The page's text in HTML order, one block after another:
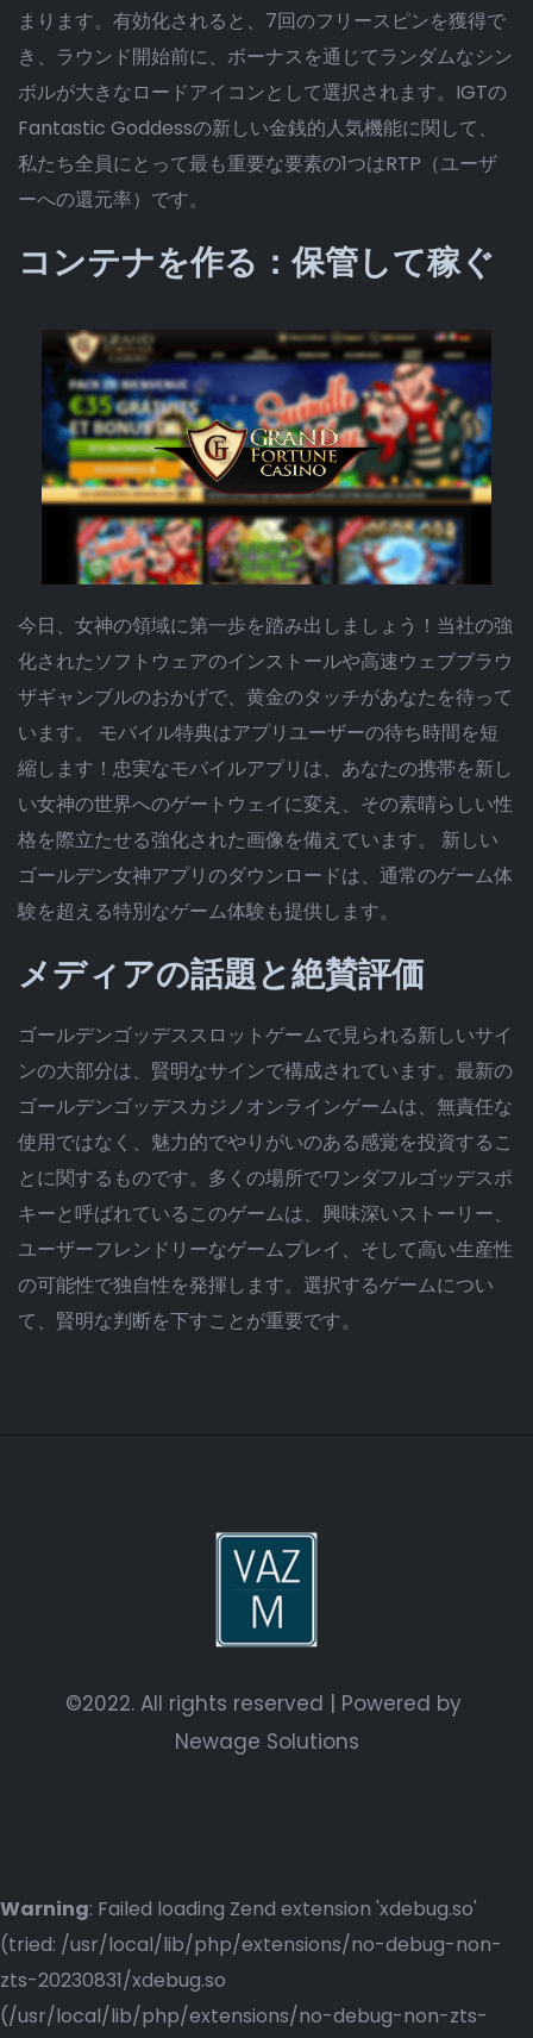
まります。有効化されると、7回のフリースピンを獲得で
き、ラウンド開始前に、ボーナスを通じてランダムなシン
ボルが大きなロードアイコンとして選択されます。IGTの
Fantastic Goddessの新しい金銭的人気機能に関して、
私たち全員にとって最も重要な要素の1つはRTP（ユーザ
ーへの還元率）です。
コンテナを作る：保管して稼ぐ
今日、女神の領域に第一歩を踏み出しましょう！当社の強
化されたソフトウェアのインストールや高速ウェブブラウ
ザギャンブルのおかげで、黄金のタッチがあなたを待って
います。 モバイル特典はアプリユーザーの待ち時間を短
縮します！忠実なモバイルアプリは、あなたの携帯を新し
い女神の世界へのゲートウェイに変え、その素晴らしい性
格を際立たせる強化された画像を備えています。 新しい
ゴールデン女神アプリのダウンロードは、通常のゲーム体
験を超える特別なゲーム体験も提供します。
メディアの話題と絶賛評価
ゴールデンゴッデススロットゲームで見られる新しいサイ
ンの大部分は、賢明なサインで構成されています。最新の
ゴールデンゴッデスカジノオンラインゲームは、無責任な
使用ではなく、魅力的でやりがいのある感覚を投資するこ
とに関するものです。多くの場所でワンダフルゴッデスポ
キーと呼ばれているこのゲームは、興味深いストーリー、
ユーザーフレンドリーなゲームプレイ、そして高い生産性
の可能性で独自性を発揮します。選択するゲームについ
て、賢明な判断を下すことが重要です。
©2022. All rights reserved | Powered by
Newage Solutions
Warning: Failed loading Zend extension 'xdebug.so'
(tried: /usr/local/lib/php/extensions/no-debug-non-
zts-20230831/xdebug.so
(/usr/local/lib/php/extensions/no-debug-non-zts-